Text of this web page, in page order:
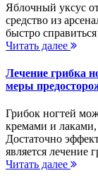
Яблочный уксус
средство из
быстро
Читать далее
Лечение грибка
меры
Грибок ногтей
кремами и
Достаточно
является лечение
Читать далее